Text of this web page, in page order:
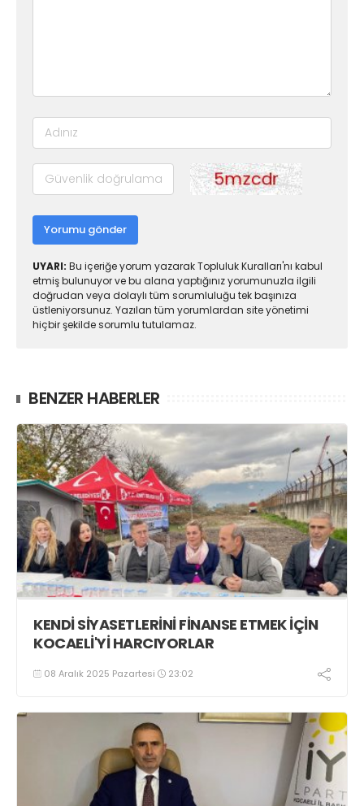
Yorumu gönder
UYARI: Bu içeriğe yorum yazarak Topluluk Kuralları'nı kabul
etmiş bulunuyor ve bu alana yaptığınız yorumunuzla ilgili
doğrudan veya dolaylı tüm sorumluluğu tek başınıza
üstleniyorsunuz. Yazılan tüm yorumlardan site yönetimi
hiçbir şekilde sorumlu tutulamaz.
BENZER HABERLER
KENDİ SİYASETLERİNİ FİNANSE ETMEK İÇİN
KOCAELİ'Yİ HARCIYORLAR
08 Aralık 2025 Pazartesi 23:02